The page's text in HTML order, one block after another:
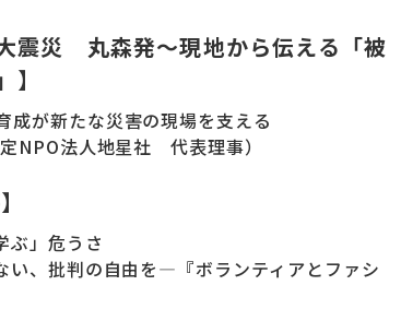
大震災 丸森発～現地から伝える「被
成が新たな災害の現場を支える
NPO法人地星社 代表理事）
ぶ」危うさ
い、批判の自由を―『ボランティアとファシ